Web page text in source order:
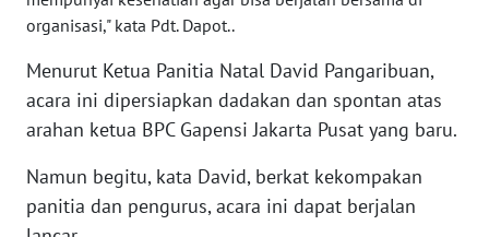
organisasi," kata Pdt. Dapot..
Menurut Ketua Panitia Natal David Pangaribuan,
acara ini dipersiapkan dadakan dan spontan atas
arahan ketua BPC Gapensi Jakarta Pusat yang baru.
Namun begitu, kata David, berkat kekompakan
panitia dan pengurus, acara ini dapat berjalan
WN
NTB
WN
SULTENG
WN
SULBAR